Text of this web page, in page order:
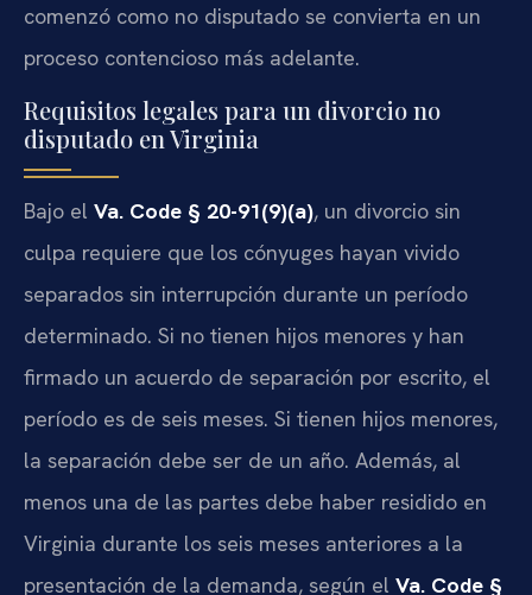
comenzó como no disputado se convierta en un
proceso contencioso más adelante.
Requisitos legales para un divorcio no
disputado en Virginia
Bajo el Va. Code § 20-91(9)(a), un divorcio sin
culpa requiere que los cónyuges hayan vivido
separados sin interrupción durante un período
determinado. Si no tienen hijos menores y han
firmado un acuerdo de separación por escrito, el
período es de seis meses. Si tienen hijos menores,
la separación debe ser de un año. Además, al
menos una de las partes debe haber residido en
Virginia durante los seis meses anteriores a la
presentación de la demanda, según el Va. Code §